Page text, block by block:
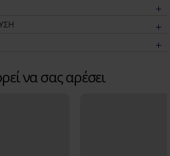
να σας αρέσει